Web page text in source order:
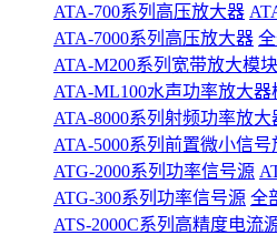
ATA-700系列高压放大器
ATA-7000系列高压放大器
ATA-M200系列宽带放大模块
ATA-ML100水声功率放大器
ATA-8000系列射频功率放大
ATA-5000系列前置微小信号
ATG-2000系列功率信号源
ATG-300系列功率信号源 全
ATS-2000C系列高精度电流